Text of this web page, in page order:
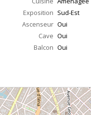
Exposition Sud-Est
Ascenseur Oui
Cave Oui
Balcon Oui